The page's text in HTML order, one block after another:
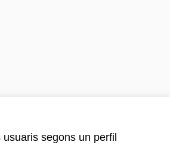
segons un perfil